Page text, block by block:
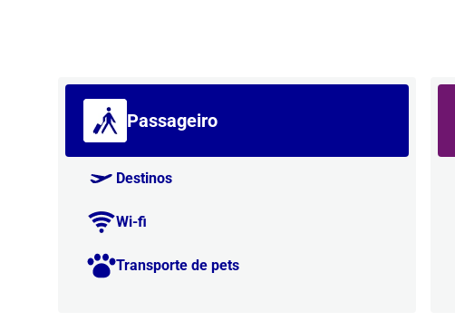
Passageiro
Destinos
Wi-fi
Transporte de pets